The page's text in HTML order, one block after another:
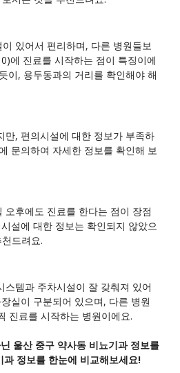
이 있어서 편리하며, 다른 병원들보
에 진료를 시작하는 점이 특징이에
이, 용두동과의 거리를 확인해야 해
만, 편의시설에 대한 정보가 부족하
문의하여 자세한 정보를 확인해 보
오후에도 진료를 한다는 점이 장점
설에 대한 정보는 확인되지 않았으
드려요.
스템과 주차시설이 잘 갖춰져 있어
실이 구분되어 있으며, 다른 병원
진료를 시작하는 병원이에요.
울산 중구 약사동 비뇨기과 정보를
과 정보를 한눈에 비교해보세요!